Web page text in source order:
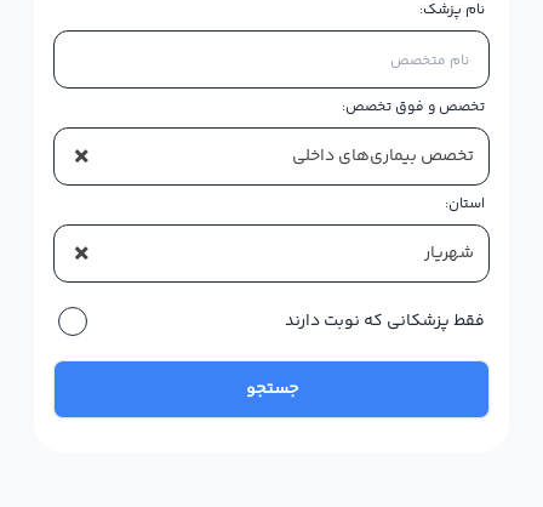
نام پزشک:
تخصص و فوق تخصص:
× تخصص بیماری‌های داخلی
استان:
× شهریار
فقط پزشکانی که نوبت دارند
جستجو